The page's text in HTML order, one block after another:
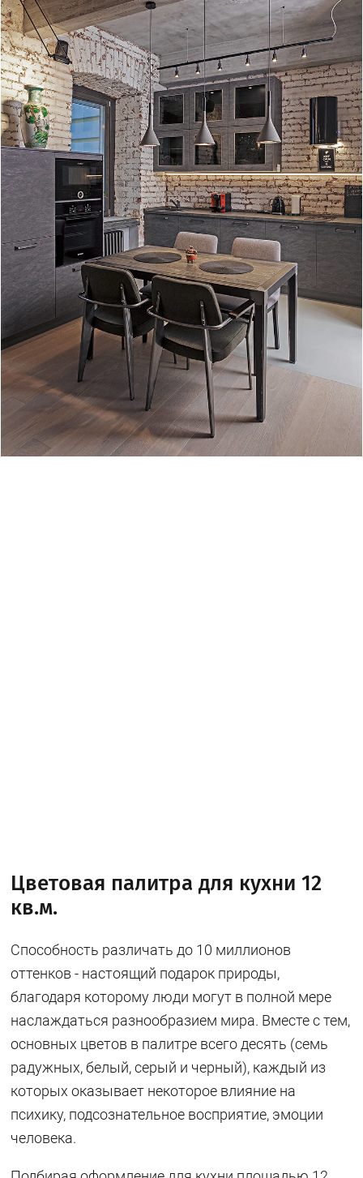
Цветовая палитра для кухни 12
кв.м.
Способность различать до 10 миллионов
оттенков - настоящий подарок природы,
благодаря которому люди могут в полной мере
наслаждаться разнообразием мира. Вместе с тем,
основных цветов в палитре всего десять (семь
радужных, белый, серый и черный), каждый из
которых оказывает некоторое влияние на
психику, подсознательное восприятие, эмоции
человека.